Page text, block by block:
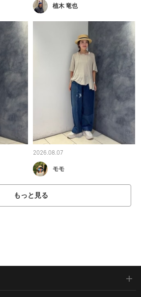
植木 竜也
2026.08.07
モモ
もっと見る